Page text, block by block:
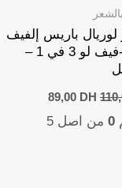
لوريال باريس إلفيف
كولور-فيف لو 3 في 1 –
Original
was:
89,00 DH
Current
is:
0 من اصل 5